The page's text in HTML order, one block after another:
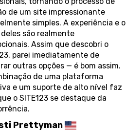
de um site impressionante
simples. A experiência e o
deles são realmente
Assim que descobri o
parei imediatamente de
outras opções — é bom assim.
de uma plataforma
e um suporte de alto nível faz
o SITE123 se destaque da
Prettyman